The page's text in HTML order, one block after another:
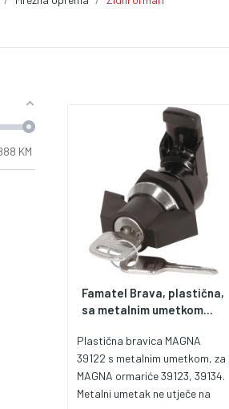
KM
Famatel Brava, plastična,
sa metalnim umetkom...
Plastična bravica MAGNA
39122 s metalnim umetkom, za
MAGNA ormariće 39123, 39134.
Metalni umetak ne utječe na